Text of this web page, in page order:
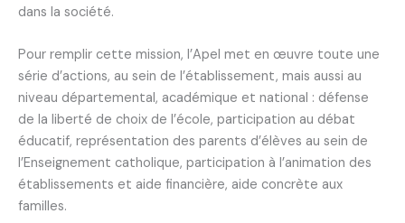
dans la société.
Pour remplir cette mission, l’Apel met en œuvre toute une
série d’actions, au sein de l’établissement, mais aussi au
niveau départemental, académique et national : défense
de la liberté de choix de l’école, participation au débat
éducatif, représentation des parents d’élèves au sein de
l’Enseignement catholique, participation à l’animation des
établissements et aide financière, aide concrète aux
familles.